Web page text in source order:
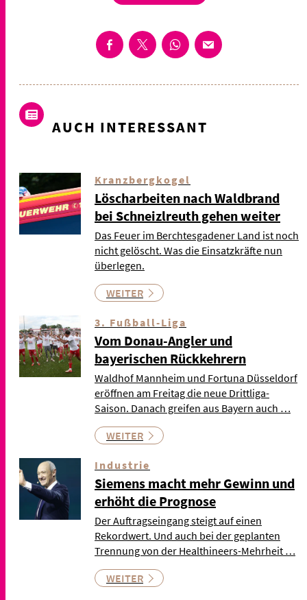
AUCH INTERESSANT
Kranzbergkogel
Löscharbeiten nach Waldbrand
bei Schneizlreuth gehen weiter
Das Feuer im Berchtesgadener Land ist noch
nicht gelöscht. Was die Einsatzkräfte nun
überlegen.
WEITER
3. Fußball-Liga
Vom Donau-Angler und
bayerischen Rückkehrern
Waldhof Mannheim und Fortuna Düsseldorf
eröffnen am Freitag die neue Drittliga-
Saison. Danach greifen aus Bayern auch …
WEITER
Industrie
Siemens macht mehr Gewinn und
erhöht die Prognose
Der Auftragseingang steigt auf einen
Rekordwert. Und auch bei der geplanten
Trennung von der Healthineers-Mehrheit …
WEITER